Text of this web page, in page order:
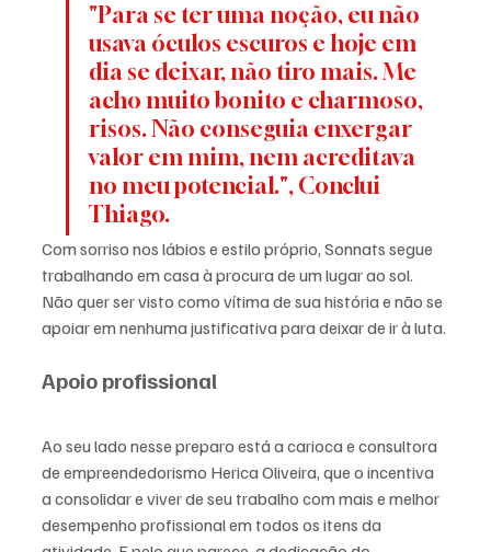
"Para se ter uma noção, eu não
usava óculos escuros e hoje em
dia se deixar, não tiro mais. Me
acho muito bonito e charmoso,
risos. Não conseguia enxergar
valor em mim, nem acreditava
no meu potencial.", Conclui
Thiago.
Com sorriso nos lábios e estilo próprio, Sonnats segue
trabalhando em casa à procura de um lugar ao sol.
Não quer ser visto como vítima de sua história e não se
apoiar em nenhuma justificativa para deixar de ir à luta.
Apoio profissional
Ao seu lado nesse preparo está a carioca e consultora
de empreendedorismo Herica Oliveira, que o incentiva
a consolidar e viver de seu trabalho com mais e melhor
desempenho profissional em todos os itens da